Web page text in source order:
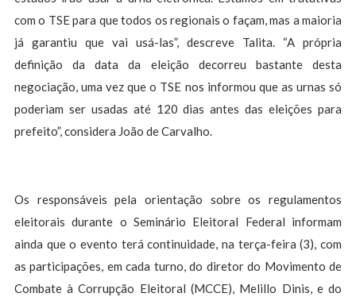
com o TSE para que todos os regionais o façam, mas a maioria
já garantiu que vai usá-las”, descreve Talita. “A própria
definição da data da eleição decorreu bastante desta
negociação, uma vez que o TSE nos informou que as urnas só
poderiam ser usadas até 120 dias antes das eleições para
prefeito”, considera João de Carvalho.
Os responsáveis pela orientação sobre os regulamentos
eleitorais durante o Seminário Eleitoral Federal informam
ainda que o evento terá continuidade, na terça-feira (3), com
as participações, em cada turno, do diretor do Movimento de
Combate à Corrupção Eleitoral (MCCE), Melillo Dinis, e do